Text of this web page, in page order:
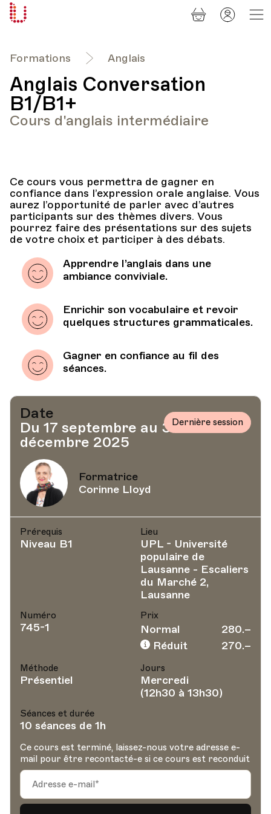
Formations Anglais
Anglais Conversation
B1/B1+
Cours d'anglais intermédiaire
Ce cours vous permettra de gagner en
confiance dans l’expression orale anglaise. Vous
aurez l’opportunité de parler avec d’autres
participants sur des thèmes divers. Vous
pourrez faire des présentations sur des sujets
de votre choix et participer à des débats.
Apprendre l’anglais dans une
ambiance conviviale.
Enrichir son vocabulaire et revoir
quelques structures grammaticales.
Gagner en confiance au fil des
séances.
Date
Du 17 septembre au 3
décembre 2025
Dernière session
Formatrice
Corinne Lloyd
Prérequis
Niveau B1
Lieu
UPL - Université
populaire de
Lausanne - Escaliers
du Marché 2,
Lausanne
Numéro
745-1
Prix
Normal
280.–
Réduit
270.–
Méthode
Présentiel
Jours
Mercredi
(12h30 à 13h30)
Séances et durée
10 séances de 1h
Ce cours est terminé, laissez-nous votre adresse e-
mail pour être recontacté-e si ce cours est reconduit
Panier
Mon